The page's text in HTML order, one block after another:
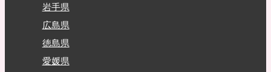
岩手県
広島県
徳島県
愛媛県